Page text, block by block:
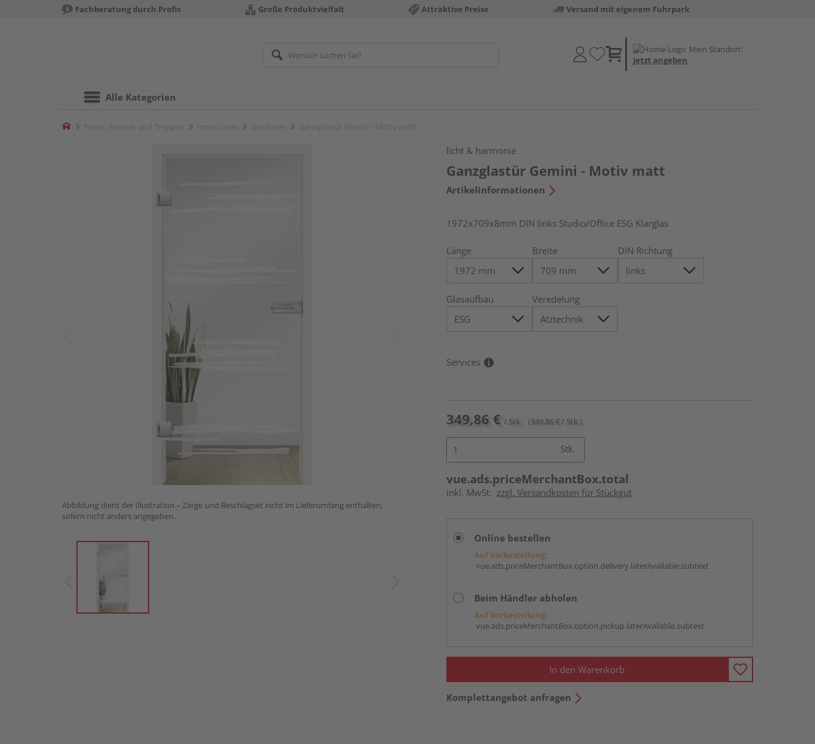
Fachberatung durch Profis Große Produktvielfalt Attraktive Preise Versand mit eigenem Fuhrpark
Mein Standort:
Jetzt angeben
Alle Kategorien
Home
Abbildung dient der Illustration – Zarge und Beschlagset nicht im Lieferumfang enthalten,
sofern nicht anders angegeben.
licht & harmonie
Ganzglastür Gemini - Motiv matt
Artikelinformationen
1972x709x8mm DIN links Studio/Office ESG Klarglas
Länge Breite DIN Richtung
Glasaufbau Veredelung
Services
349,86 € / Stk. (349,86 € / Stk.)
Stk.
vue.ads.priceMerchantBox.total
inkl. MwSt. zzgl. Versandkosten für Stückgut
Online bestellen
Auf Vorbestellung:
vue.ads.priceMerchantBox.option.delivery.laterAvailable.subtext
Beim Händler abholen
Auf Vorbestellung:
vue.ads.priceMerchantBox.option.pickup.laterAvailable.subtext
In den Warenkorb
Komplettangebot anfragen